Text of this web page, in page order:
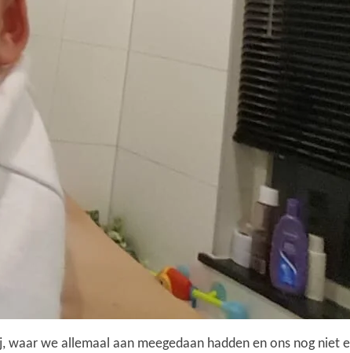
we allemaal aan meegedaan hadden en ons nog niet